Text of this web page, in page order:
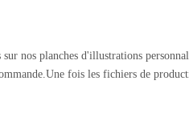
nos planches d'illustrations
fois les fichiers de